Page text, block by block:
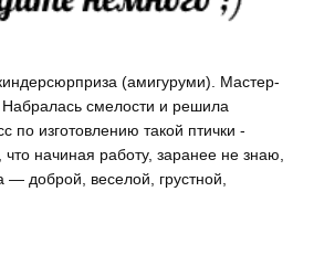
(амигуруми). Мастер-
Набралась смелости и решила
по изготовлению такой птички -
начиная работу, заранее не знаю,
— доброй, веселой, грустной,